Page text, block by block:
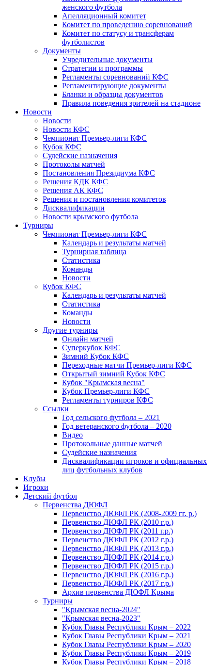
женского футбола
Апелляционный комитет
Комитет по проведению соревнований
Комитет по статусу и трансферам
футболистов
Документы
Учредительные документы
Стратегии и программы
Регламенты соревнований КФС
Регламентирующие документы
Бланки и образцы документов
Правила поведения зрителей на стадионе
Новости
Новости
Новости КФС
Чемпионат Премьер-лиги КФС
Кубок КФС
Судейские назначения
Протоколы матчей
Постановления Президиума КФС
Решения КДК КФС
Решения АК КФС
Решения и постановления комитетов
Дисквалификации
Новости крымского футбола
Турниры
Чемпионат Премьер-лиги КФС
Календарь и результаты матчей
Турнирная таблица
Статистика
Команды
Новости
Кубок КФС
Календарь и результаты матчей
Статистика
Команды
Новости
Другие турниры
Онлайн матчей
Суперкубок КФС
Зимний Кубок КФС
Переходные матчи Премьер-лиги КФС
Открытый зимний Кубок КФС
Кубок "Крымская весна"
Кубок Премьер-лиги КФС
Регламенты турниров КФС
Ссылки
Год сельского футбола – 2021
Год ветеранского футбола – 2020
Видео
Протокольные данные матчей
Судейские назначения
Дисквалификации игроков и официальных
лиц футбольных клубов
Клубы
Игроки
Детский футбол
Первенства ДЮФЛ
Первенство ДЮФЛ РК (2008-2009 гг. р.)
Первенство ДЮФЛ РК (2010 г.р.)
Первенство ДЮФЛ РК (2011 г.р.)
Первенство ДЮФЛ РК (2012 г.р.)
Первенство ДЮФЛ РК (2013 г.р.)
Первенство ДЮФЛ РК (2014 г.р.)
Первенство ДЮФЛ РК (2015 г.р.)
Первенство ДЮФЛ РК (2016 г.р.)
Первенство ДЮФЛ РК (2017 г.р.)
Архив первенства ДЮФЛ Крыма
Турниры
"Крымская весна-2024"
"Крымская весна-2023"
Кубок Главы Республики Крым – 2022
Кубок Главы Республики Крым – 2021
Кубок Главы Республики Крым – 2020
Кубок Главы Республики Крым – 2019
Кубок Главы Республики Крым – 2018